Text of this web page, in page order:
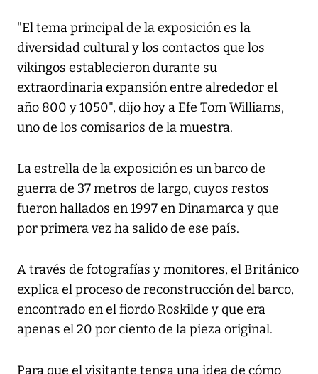
"El tema principal de la exposición es la
diversidad cultural y los contactos que los
vikingos establecieron durante su
extraordinaria expansión entre alrededor el
año 800 y 1050", dijo hoy a Efe Tom Williams,
uno de los comisarios de la muestra.
La estrella de la exposición es un barco de
guerra de 37 metros de largo, cuyos restos
fueron hallados en 1997 en Dinamarca y que
por primera vez ha salido de ese país.
A través de fotografías y monitores, el Británico
explica el proceso de reconstrucción del barco,
encontrado en el fiordo Roskilde y que era
apenas el 20 por ciento de la pieza original.
Para que el visitante tenga una idea de cómo